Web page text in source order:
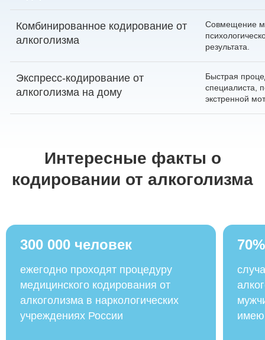
Комбинированное кодирование от
алкоголизма
Совмещение
результата.
Экспресс-кодирование от
алкоголизма на дому
Быстрая
специалиста,
экстренной
Интересные факты о
кодировании от алкоголизма
300 000 человек
ежегодно проходят процедуру
медицинского кодирования от
алкоголизма в наркологических
учреждениях России
70%